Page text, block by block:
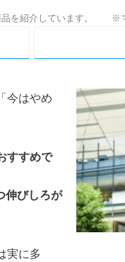
今はやめ
すすめで
伸びしろが
実に多